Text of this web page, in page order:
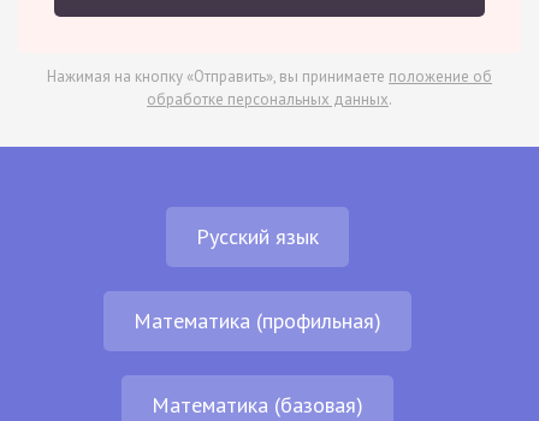
Нажимая на кнопку «Отправить», вы принимаете положение об
обработке персональных данных.
Русский язык
Математика (профильная)
Математика (базовая)